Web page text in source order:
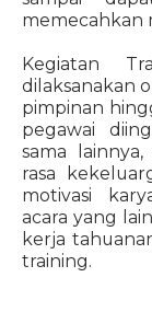
memecahkan
Kegiatan
dilaksanakan
pimpinan
pegawai
sama
rasa
motivasi
acara yang
kerja
training.